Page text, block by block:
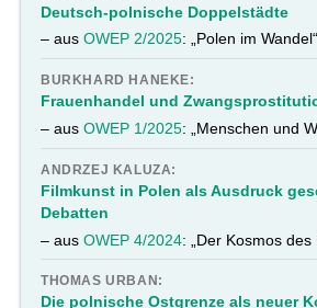
Deutsch-polnische Doppelstädte
– ausOWEP 2/2025: „Polen im Wandel“
BURKHARD HANEKE:
Frauenhandel und
– ausOWEP 1/2025: „Menschen und
ANDRZEJ KALUZA:
Filmkunst in Polen als Ausdruck
Debatten
– ausOWEP 4/2024: „Der Kosmos des
THOMAS URBAN:
Die polnische Ostgrenze als neuer